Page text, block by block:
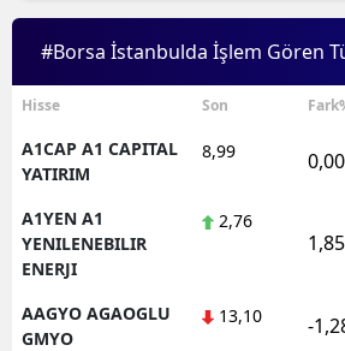
#Borsa İstanbulda İşlem Gören
Hisse Son
A1CAP A1 CAPITAL
YATIRIM
8,99 0,00
A1YEN A1
YENILENEBILIR
ENERJI
2,76
1,85
AAGYO AGAOGLU
GMYO
13,10 -